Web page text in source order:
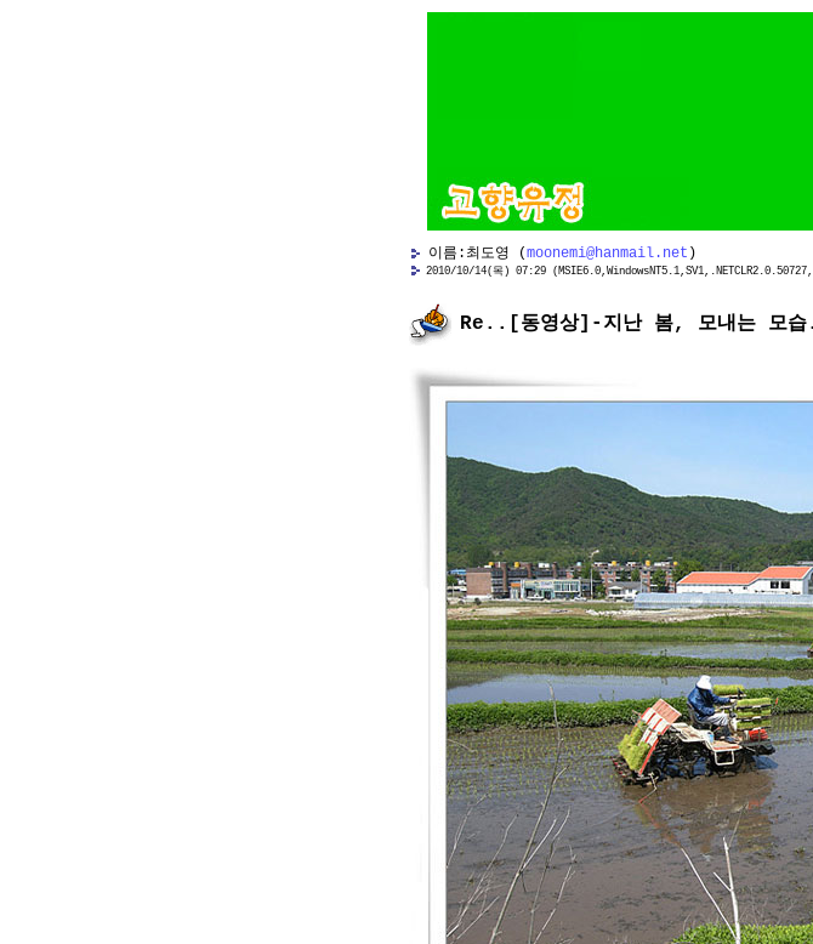
이름:최도영 (moonemi@hanmail.net )
2010/10/14(목) 07:29
Re..[동영상]-지난 봄, 모내는 모